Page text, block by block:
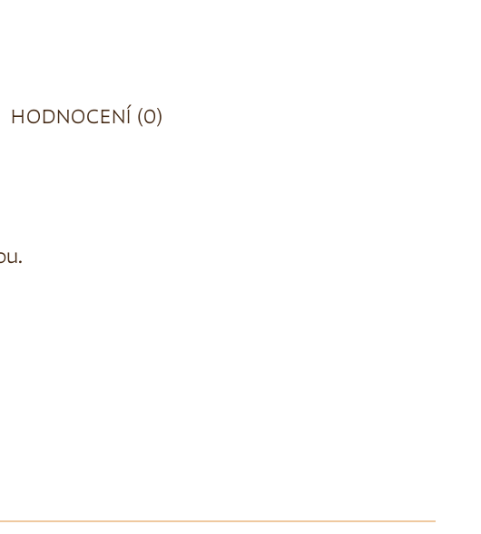
HODNOCENÍ (0)